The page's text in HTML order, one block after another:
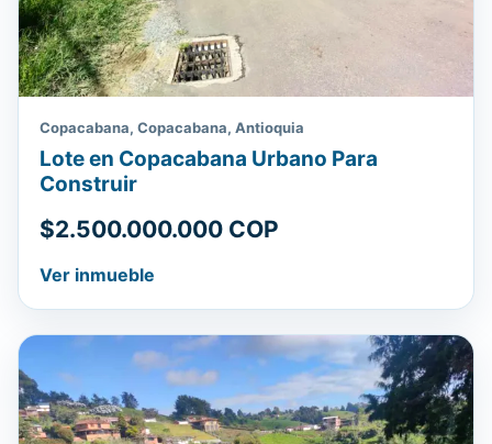
Copacabana, Copacabana, Antioquia
Lote en Copacabana Urbano Para
Construir
$2.500.000.000 COP
Ver inmueble